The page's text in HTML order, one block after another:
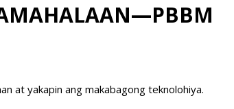
at yakapin ang makabagong teknolohiya.